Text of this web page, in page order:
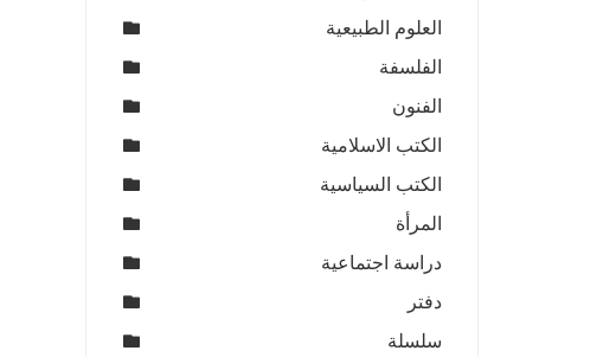
العلوم الطبيعية
الفلسفة
الفنون
الكتب الاسلامية
الكتب السياسية
المرأة
دراسة اجتماعية
دفتر
سلسلة